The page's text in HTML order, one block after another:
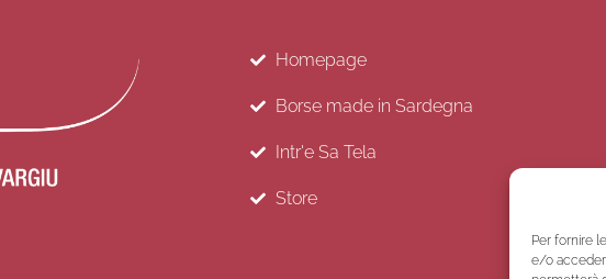
Per fornire
e/o
Homepage
Borse made in Sardegna
Intr'e Sa Tela
Store